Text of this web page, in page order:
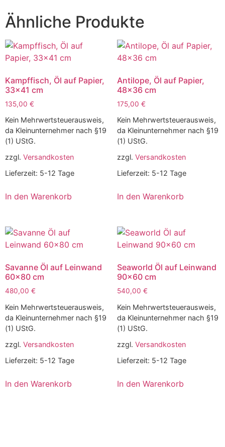
Ähnliche Produkte
Kampffisch, Öl auf Papier,
33×41 cm
135,00 €
Kein Mehrwertsteuerausweis,
da Kleinunternehmer nach §19
(1) UStG.
zzgl. Versandkosten
Lieferzeit: 5-12 Tage
In den Warenkorb
Antilope, Öl auf Papier,
48×36 cm
175,00 €
Kein Mehrwertsteuerausweis,
da Kleinunternehmer nach §19
(1) UStG.
zzgl. Versandkosten
Lieferzeit: 5-12 Tage
In den Warenkorb
Savanne Öl auf Leinwand
60×80 cm
480,00 €
Kein Mehrwertsteuerausweis,
da Kleinunternehmer nach §19
(1) UStG.
zzgl. Versandkosten
Lieferzeit: 5-12 Tage
In den Warenkorb
Seaworld Öl auf Leinwand
90×60 cm
540,00 €
Kein Mehrwertsteuerausweis,
da Kleinunternehmer nach §19
(1) UStG.
zzgl. Versandkosten
Lieferzeit: 5-12 Tage
In den Warenkorb